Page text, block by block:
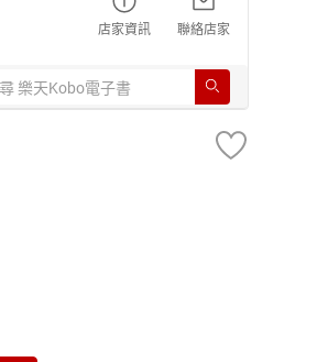
店家資訊 聯絡店家